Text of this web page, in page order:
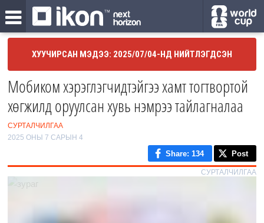
ХУУЧИРСАН МЭДЭЭ: 2025/07/04-НД НИЙТЛЭГДСЭН
Мобиком хэрэглэгчидтэйгээ хамт тогтвортой
хөгжилд оруулсан хувь нэмрээ тайлагналаа
СУРТАЛЧИЛГАА
2025 ОНЫ 7 САРЫН 4
Share: 134 Post
СУРТАЛЧИЛГАА